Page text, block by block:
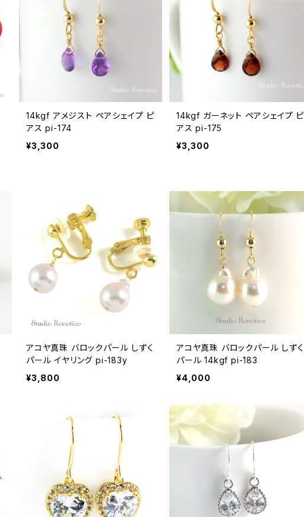
14kgf アメジスト ペアシェイプ ピ
アス pi-174
¥3,300
14kgf ガーネット ペアシェイプ ピ
アス pi-175
¥3,300
アコヤ真珠 バロックパール しずく
パール イヤリング pi-183y
¥3,800
アコヤ真珠 バロックパール しずく
パール 14kgf pi-183
¥4,000